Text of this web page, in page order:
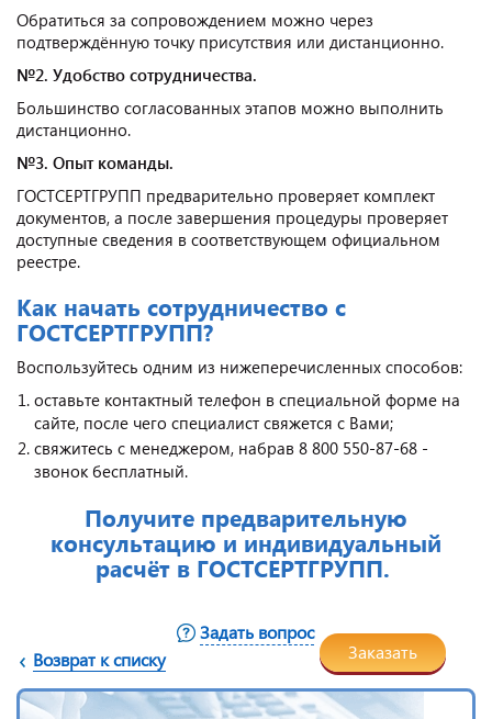
Обратиться за сопровождением можно через
подтверждённую точку присутствия или дистанционно.
№2. Удобство сотрудничества.
Большинство согласованных этапов можно выполнить
дистанционно.
№3. Опыт команды.
ГОСТСЕРТГРУПП предварительно проверяет комплект
документов, а после завершения процедуры проверяет
доступные сведения в соответствующем официальном
реестре.
Как начать сотрудничество с
ГОСТСЕРТГРУПП?
Воспользуйтесь одним из нижеперечисленных способов:
оставьте контактный телефон в специальной форме на
сайте, после чего специалист свяжется с Вами;
свяжитесь с менеджером, набрав 8 800 550-87-68 -
звонок бесплатный.
Получите предварительную
консультацию и индивидуальный
расчёт в ГОСТСЕРТГРУПП.
Возврат к списку
Задать вопрос
Заказать